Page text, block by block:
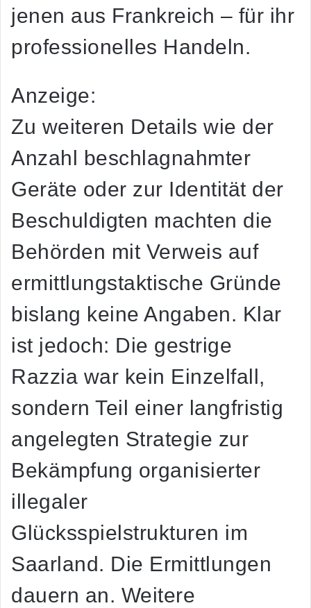
jenen aus Frankreich – für ihr
professionelles Handeln.
Anzeige:
Zu weiteren Details wie der
Anzahl beschlagnahmter
Geräte oder zur Identität der
Beschuldigten machten die
Behörden mit Verweis auf
ermittlungstaktische Gründe
bislang keine Angaben. Klar
ist jedoch: Die gestrige
Razzia war kein Einzelfall ,
sondern Teil einer langfristig
angelegten Strategie zur
Bekämpfung organisierter
illegaler
Glücksspielstrukturen im
Saarland. Die Ermittlungen
dauern an. Weitere